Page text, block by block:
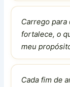
Carrego para
fortalece, o
meu
Cada fim de